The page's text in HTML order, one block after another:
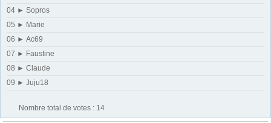
04 ► Sopros
05 ► Marie
06 ► Ac69
07 ► Faustine
08 ► Claude
09 ► Juju18
Nombre total de votes : 14